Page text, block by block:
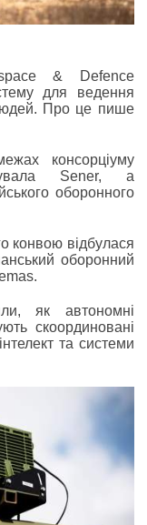
& Defence
для ведення
Про це пише
консорціуму
Sener, а
оборонного
конвою відбулася
оборонний
як автономні
скоординовані
та системи